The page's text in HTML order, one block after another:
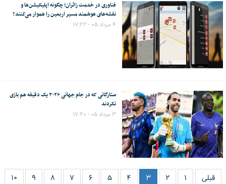
فناوری در خدمت زائران؛ چگونه اپلیکیشن‌ها و
نقشه‌های هوشمند مسیر اربعین را هموار می‌کنند؟
۴ مرداد ۰۵ - ۱۷:۲۲
ستارگانی که در جام جهانی ۲۰۲۶ یک دقیقه هم بازی
نکردند
۳ مرداد ۰۵ - ۱۷:۲۰
قبلی ۱ ۲ ۳ ۴ ۵ ۶ ۷ ۸ ۹ ۱۰